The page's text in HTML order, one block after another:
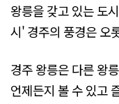
왕릉을 갖고 있는 도
시' 경주의 풍경은 오
경주 왕릉은 다른 왕
언제든지 볼 수 있고